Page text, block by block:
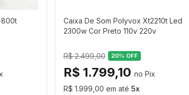
800t
Caixa De Som Polyvox Xt2210t Led
2300w Cor Preto 110v 220v
20% OFF
R$ 2.499,00
R$ 1.799,10
R$ 1.999,00
5